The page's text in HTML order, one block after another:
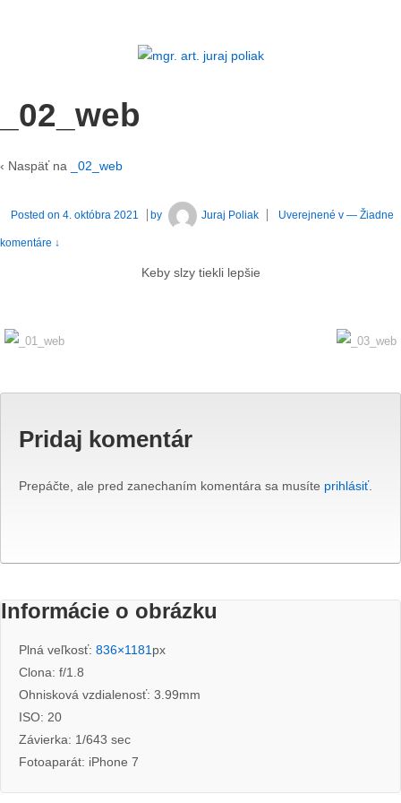
_02_web
‹ Naspäť na _02_web
Posted on 4. októbra 2021 by Juraj Poliak Uverejnené v — Žiadne
komentáre ↓
Keby slzy tiekli lepšie
Pridaj komentár
Prepáčte, ale pred zanechaním komentára sa musíte prihlásiť.
Informácie o obrázku
Plná veľkosť: 836×1181 px
Clona: f/1.8
Ohnisková vzdialenosť: 3.99mm
ISO: 20
Závierka: 1/643 sec
Fotoaparát: iPhone 7